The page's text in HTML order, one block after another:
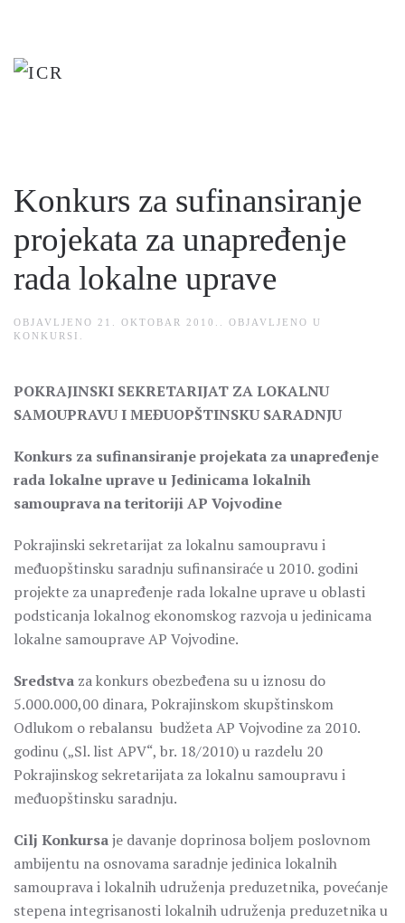
to
Konkurs za sufinansiranje
projekata za unapređenje
rada lokalne uprave
OBJAVLJENO 21. OKTOBAR 2010.
. OBJAVLJENO U
KONKURSI
POKRAJINSKI SEKRETARIJAT ZA LOKALNU
SAMOUPRAVU I MEĐUOPŠTINSKU SARADNJU
Konkurs za sufinansiranje projekata za unapređenje
rada lokalne uprave u Jedinicama lokalnih
samouprava na teritoriji AP Vojvodine
Pokrajinski sekretarijat za lokalnu samoupravu i
međuopštinsku saradnju sufinansiraće u 2010. godini
projekte za unapređenje rada lokalne uprave u oblasti
podsticanja lokalnog ekonomskog razvoja u jedinicama
lokalne samouprave AP Vojvodine.
Sredstva za konkurs obezbeđena su u iznosu do
5.000.000,00 dinara, Pokrajinskom skupštinskom
Odlukom o rebalansu budžeta AP Vojvodine za 2010.
godinu („Sl. list APV“, br. 18/2010) u razdelu 20
Pokrajinskog sekretarijata za lokalnu samoupravu i
međuopštinsku saradnju.
Cilj Konkursaje davanje doprinosa boljem poslovnom
ambijentu na osnovama saradnje jedinica lokalnih
samouprava i lokalnih udruženja preduzetnika, povećanje
stepena integrisanosti lokalnih udruženja preduzetnika u